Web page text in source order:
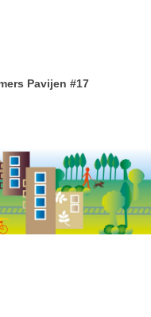
Pavijen #17